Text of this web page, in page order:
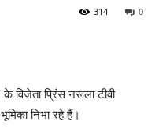
0
314
के विजेता प्रिंस नरूला टीवी
निभा रहे हैं।